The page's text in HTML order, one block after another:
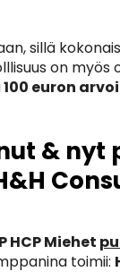
sillä
on myös
100 euron
& nyt
HCP Miehet
toimii: